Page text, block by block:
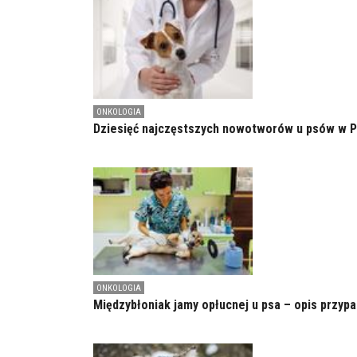
ONKOLOGIA
Dziesięć najczęstszych nowotworów u psów w
ONKOLOGIA
Międzybłoniak jamy opłucnej u psa – opis